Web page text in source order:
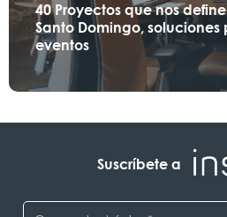
40 Proyectos que nos
Santo Domingo,
eventos
Suscríbete a